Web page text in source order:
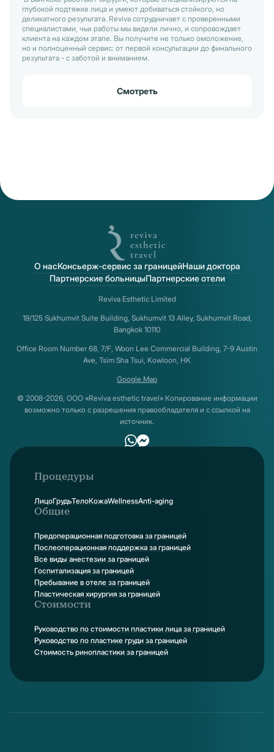
глубокой подтяжке лица и умеют добиваться стойкого, но
деликатного результата. Reviva сотрудничает с проверенными
специалистами, чьи работы мы видели лично, и сопровождает
клиента на каждом этапе. Вы получите не только омоложение,
но и полноценный сервис: от первой консультации до финального
результата - с заботой и вниманием.
Смотреть
О насКонсьерж-сервис за границейНаши доктора
Партнерские больницыПартнерские отели
Reviva Esthetic Limited
19/125 Sukhumvit Suite Building, Sukhumvit 13 Alley, Sukhumvit Road,
Bangkok 10110
Office Room Number 68, 7/F, Woon Lee Commercial Building, 7-9 Austin
Ave, Tsim Sha Tsui, Kowloon, HK
Google.Map
© 2008-2026, ООО «Reviva esthetic travel» Копирование информации
возможно только с разрешения правообладателя и с ссылкой на
источник.
Процедуры
ЛицоГрудьТелоКожаWellnessAnti-aging
Общие
Предоперационная подготовка за границей
Послеоперационная поддержка за границей
Все виды анестезии за границей
Госпитализация за границей
Пребывание в отеле за границей
Пластическая хирургия за границей
Стоимости
Руководство по стоимости пластики лица за границей
Руководство по пластике груди за границей
Стоимость ринопластики за границей